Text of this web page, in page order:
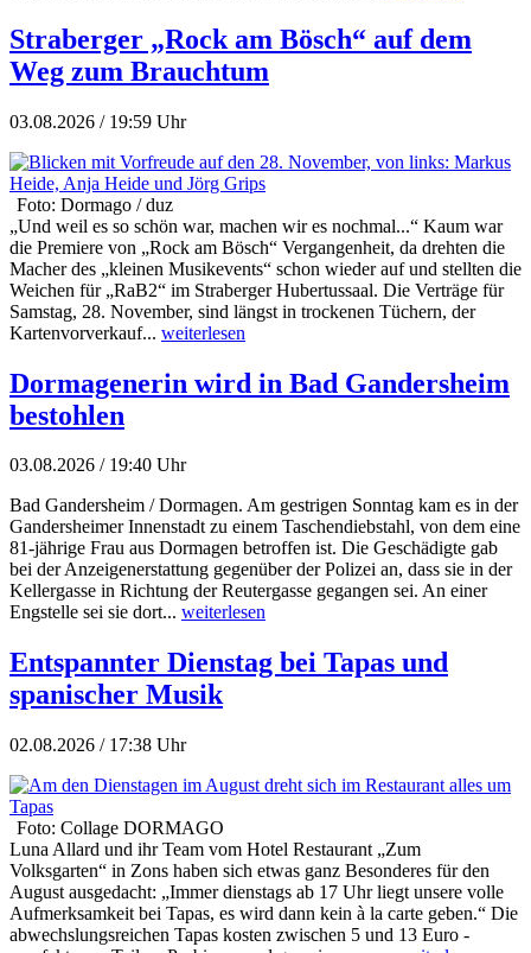
Straberger „Rock am Bösch“ auf dem
Weg zum Brauchtum
03.08.2026 / 19:59 Uhr
Foto: Dormago / duz
„Und weil es so schön war, machen wir es nochmal...“ Kaum war
die Premiere von „Rock am Bösch“ Vergangenheit, da drehten die
Macher des „kleinen Musikevents“ schon wieder auf und stellten die
Weichen für „RaB2“ im Straberger Hubertussaal. Die Verträge für
Samstag, 28. November, sind längst in trockenen Tüchern, der
Kartenvorverkauf... weiterlesen
Dormagenerin wird in Bad Gandersheim
bestohlen
03.08.2026 / 19:40 Uhr
Bad Gandersheim / Dormagen. Am gestrigen Sonntag kam es in der
Gandersheimer Innenstadt zu einem Taschendiebstahl, von dem eine
81-jährige Frau aus Dormagen betroffen ist. Die Geschädigte gab
bei der Anzeigenerstattung gegenüber der Polizei an, dass sie in der
Kellergasse in Richtung der Reutergasse gegangen sei. An einer
Engstelle sei sie dort... weiterlesen
Entspannter Dienstag bei Tapas und
spanischer Musik
02.08.2026 / 17:38 Uhr
Foto: Collage DORMAGO
Luna Allard und ihr Team vom Hotel Restaurant „Zum
Volksgarten“ in Zons haben sich etwas ganz Besonderes für den
August ausgedacht: „Immer dienstags ab 17 Uhr liegt unsere volle
Aufmerksamkeit bei Tapas, es wird dann kein à la carte geben.“ Die
abwechslungsreichen Tapas kosten zwischen 5 und 13 Euro -